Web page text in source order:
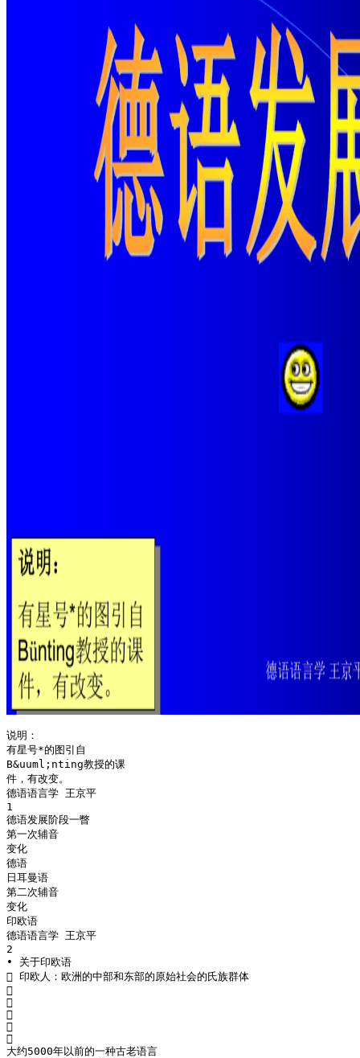
说明：
有星号*的图引自
B&uuml;nting教授的课
件，有改变。
德语语言学 王京平
1
德语发展阶段一瞥
第一次辅音
变化
德语
日耳曼语
第二次辅音
变化
印欧语
德语语言学 王京平
2
• 关于印欧语
 印欧人：欧洲的中部和东部的原始社会的氏族群体





大约5000年以前的一种古老语言